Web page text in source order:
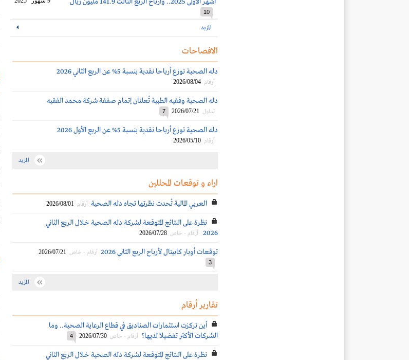
10
المزيد
الافصاحات
دله الصحية توزع أرباحا نقدية بنسبة 5% عن الربع الثاني 2026
أرقام 2026/08/04
دله الصحية وفقيه الطبية تُعلنان إتمام صفقة شركة محمد الفقيه
تداول 2026/07/21
7
دله الصحية توزع أرباحا نقدية بنسبة 5% عن الربع الأول 2026
أرقام 2026/05/10
المزيد
اراء و توقعات المحللين
العربي المالية تُحدث نظرتها تجاه دله الصحية أرقام 2026/08/01
نظرة على النتائج المتوقعة لشركة دله الصحية خلال الربع الثاني
2026
أرقام - خاص 2026/07/28
توقعات أوبار كابيتال لأرباح الربع الثاني 2026 أرقام - خاص 2026/07/21
3
المزيد
تقارير أرقام
أين تركزت استثمارات الصناديق في قطاع الرعاية الصحية.. وما
الشركات الأكثر تفضيلاً لديها؟ أرقام - خاص 2026/07/30
4
نظرة على النتائج المتوقعة لشركة دله الصحية خلال الربع الثاني